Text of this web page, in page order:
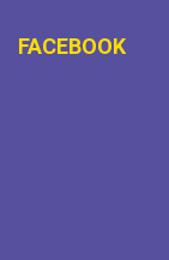
FACEBOOK